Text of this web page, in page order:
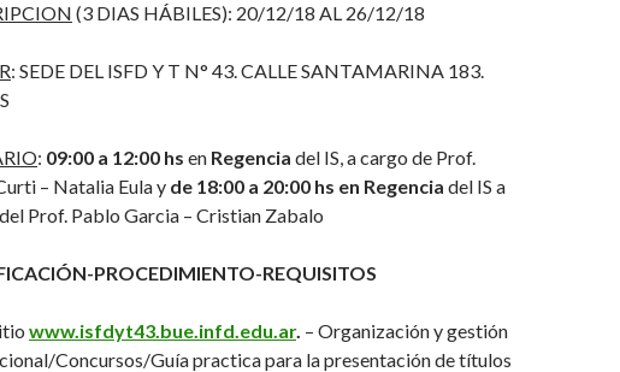
(3 DIAS HÁBILES): 20/12/18 AL 26/12/18
: SEDE DEL ISFD Y T N° 43. CALLE SANTAMARINA 183.
: 09:00 a 12:00 hs en Regencia del IS, a cargo de Prof.
– Natalia Eula y de 18:00 a 20:00 hs en Regencia del IS a
Prof. Pablo Garcia – Cristian Zabalo
PROCEDIMIENTO-REQUISITOS
www.isfdyt43.bue.infd.edu.ar. – Organización y gestión
Concursos/Guía practica para la presentación de títulos